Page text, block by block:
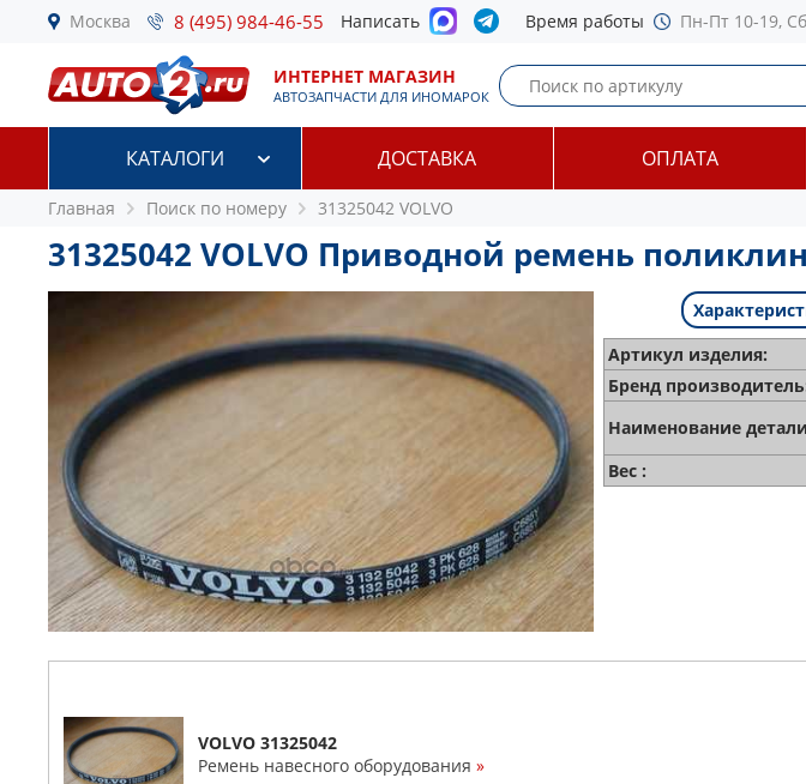
Москва 8 (495) 984-46-55 Написать Время работы Пн-Пт 10-19,
ИНТЕРНЕТ МАГАЗИН
АВТОЗАПЧАСТИ ДЛЯ ИНОМАРОК
КАТАЛОГИ ДОСТАВКА ОПЛАТА
Главная Поиск по номеру 31325042 VOLVO
31325042 VOLVO Приводной ремень
Артикул изделия:
Бренд
Наименование
Вес :
VOLVO 31325042
Ремень навесного оборудования »